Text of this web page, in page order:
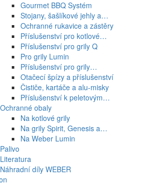
Gourmet BBQ Systém
Stojany, šašlíkové jehly a…
Ochranné rukavice a zástěry
Příslušenství pro kotlové…
Příslušenství pro grily Q
Pro grily Lumin
Příslušenství pro grily…
Otačecí špízy a příslušenství
Čističe, kartáče a alu-misky
Příslušenství k peletovým…
Ochranné obaly
Na kotlové grily
Na grily Spirit, Genesis a…
Na Weber Lumin
Palivo
Literatura
Náhradní díly WEBER